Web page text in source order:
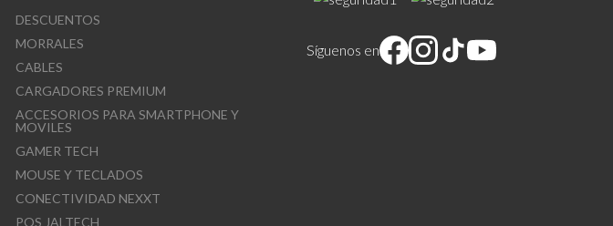
DESCUENTOS
MORRALES
CABLES
CARGADORES PREMIUM
ACCESORIOS PARA SMARTPHONE Y
MOVILES
GAMER TECH
MOUSE Y TECLADOS
CONECTIVIDAD NEXXT
POS JALTECH
Síguenos en